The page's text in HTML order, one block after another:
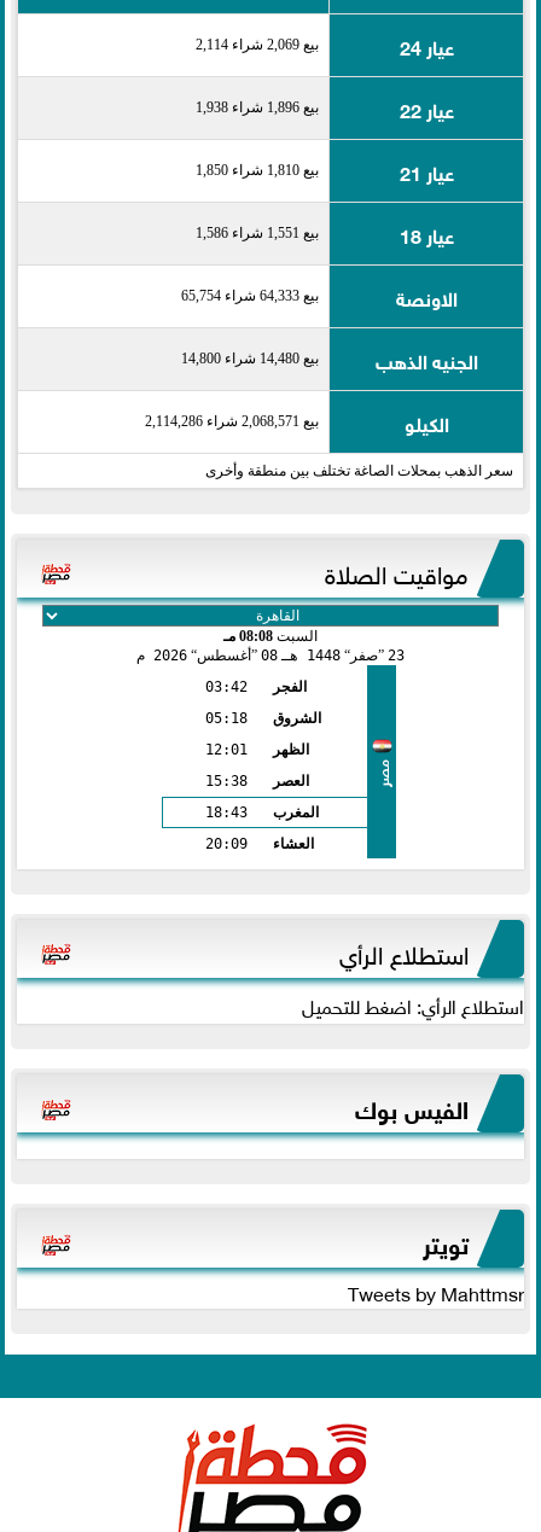
عيار 24
بيع 2,069 شراء 2,114
عيار 22 بيع 1,896 شراء 1,938
عيار 21 بيع 1,810 شراء 1,850
عيار 18 بيع 1,551 شراء 1,586
الاونصة بيع 64,333 شراء 65,754
الجنيه الذهب بيع 14,480 شراء 14,800
الكيلو بيع 2,068,571 شراء 2,114,286
سعر الذهب بمحلات الصاغة تختلف بين منطقة وأخرى
مواقيت الصلاة
السبت 08:08 مـ
23
صفر 1448 هـ 08 أغسطس 2026 م
مصر
الفجر
03:42
الشروق
05:18
الظهر
12:01
العصر
15:38
المغرب
18:43
العشاء
20:09
استطلاع الرأي
استطلاع الرأي: اضغط للتحميل
الفيس بوك
تويتر
Tweets by Mahttmsr